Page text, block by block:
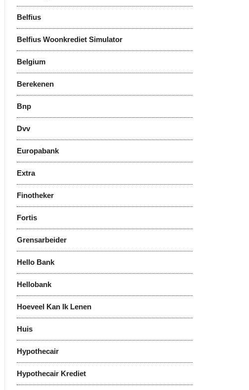
Belfius
Belfius Woonkrediet Simulator
Belgium
Berekenen
Bnp
Dvv
Europabank
Extra
Finotheker
Fortis
Grensarbeider
Hello Bank
Hellobank
Hoeveel Kan Ik Lenen
Huis
Hypothecair
Hypothecair Krediet